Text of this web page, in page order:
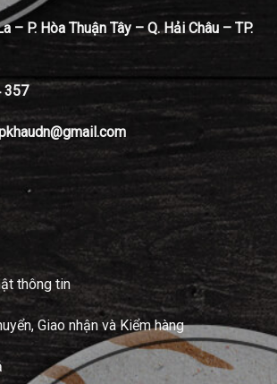
– P. Hòa Thuận Tây – Q. Hải Châu – TP.
357
thông tin
Giao nhận và Kiểm hàng